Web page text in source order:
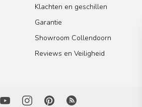
Klachten en geschillen
Garantie
Showroom Collendoorn
Reviews en Veiligheid